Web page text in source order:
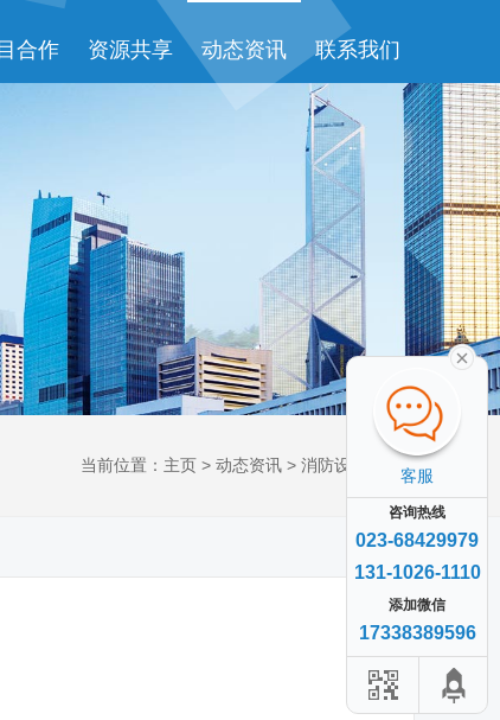
合作 资源共享 动态资讯 联系我们
客服
咨询热线
023-68429979
131-1026-1110
添加微信
17338389596
当前位置： 主页 > 动态资讯 > 消防设计资讯 >